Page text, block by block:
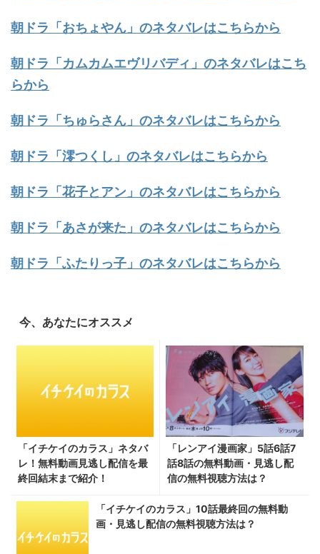
朝ドラ「おちょやん」のネタバレはこちらから
朝ドラ「カムカムエヴリバディ」のネタバレはこち
らから
朝ドラ「ちゅらさん」のネタバレはこちらから
朝ドラ「澪つくし」のネタバレはこちらから
朝ドラ「花子とアン」のネタバレはこちらから
朝ドラ「あさが来た」のネタバレはこちらから
朝ドラ「ふたりっ子」のネタバレはこちらから
今、あなたにオススメ
「イチケイのカラス」ネタバ
レ！無料動画見逃し配信を最
終回結末まで紹介！
「レンアイ漫画家」5話6話7
話8話の無料動画・見逃し配
信の無料視聴方法は？
「イチケイのカラス」10話最終回の無料動
画・見逃し配信の無料視聴方法は？